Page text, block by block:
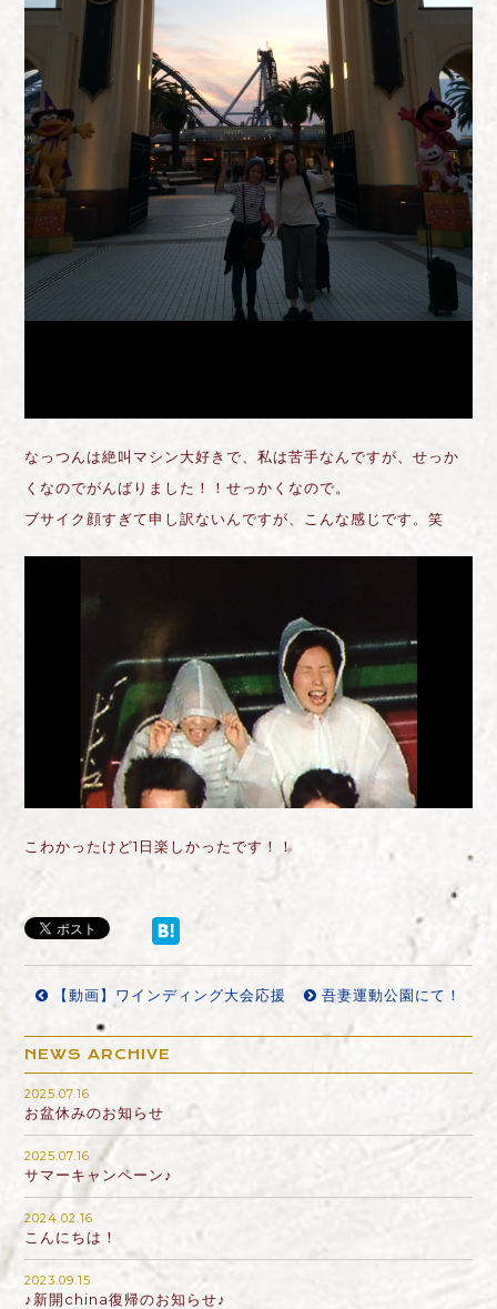
なっつんは絶叫マシン大好きで、私は苦手なんですが、せっか
くなのでがんばりました！！せっかくなので。
ブサイク顔すぎて申し訳ないんですが、こんな感じです。笑
こわかったけど1日楽しかったです！！
【動画】ワインディング大会応援 吾妻運動公園にて！
NEWS ARCHIVE
2025.07.16
お盆休みのお知らせ
2025.07.16
サマーキャンペーン♪
2024.02.16
こんにちは！
2023.09.15
♪新開china復帰のお知らせ♪